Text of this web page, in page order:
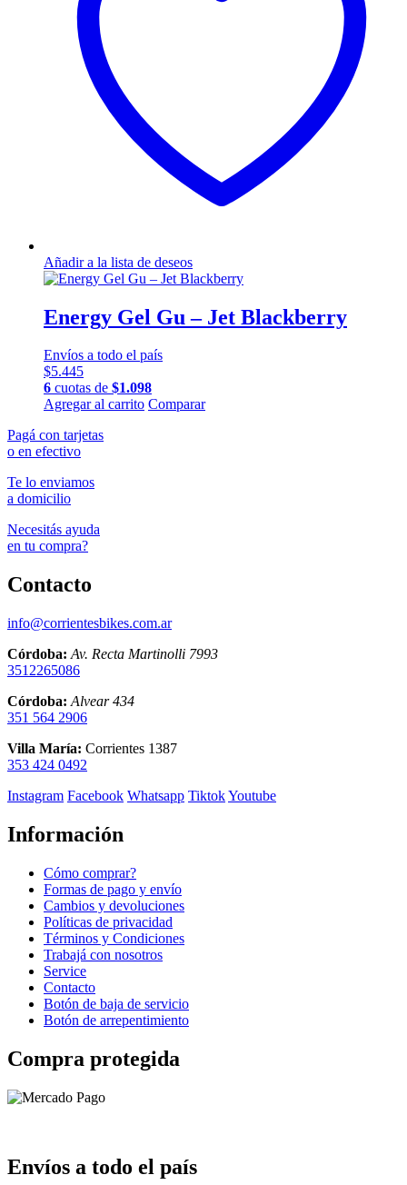
Añadir a la lista de deseos
Energy Gel Gu – Jet Blackberry
Envíos a todo el país
$5.445
6 cuotas de $1.098
Agregar al carrito Comparar
Pagá con tarjetas
o en efectivo
Te lo enviamos
a domicilio
Necesitás ayuda
en tu compra?
Contacto
info@corrientesbikes.com.ar
Córdoba: Av. Recta Martinolli 7993
3512265086
Córdoba: Alvear 434
351 564 2906
Villa María: Corrientes 1387
353 424 0492
Instagram Facebook Whatsapp TiktokYoutube
Información
Cómo comprar?
Formas de pago y envío
Cambios y devoluciones
Políticas de privacidad
Términos y Condiciones
Trabajá con nosotros
Service
Contacto
Botón de baja de servicio
Botón de arrepentimiento
Compra protegida
Envíos a todo el país